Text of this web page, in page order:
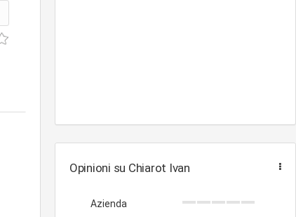
Opinioni su Chiarot Ivan
Azienda